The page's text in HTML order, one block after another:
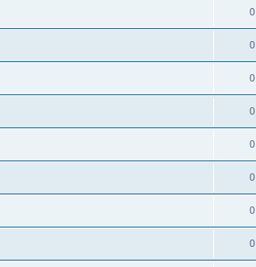
0
0
0
0
0
0
0
0